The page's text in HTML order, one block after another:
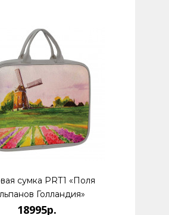
сумка PRT1 «Поля
Голландия»
18995р.